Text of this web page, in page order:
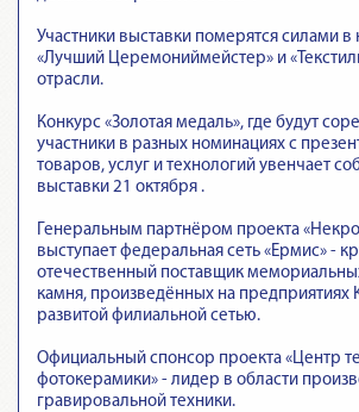
Участники выставки померятся силами в
«Лучший Церемониймейстер» и
отрасли.
Конкурс «Золотая медаль», где будут
участники в разных номинациях с
товаров, услуг и технологий увенчает
выставки 21 октября .
Генеральным партнёром проекта
выступает федеральная сеть «Ермис» -
отечественный поставщик
камня, произведённых на предприятиях
развитой филиальной сетью.
Официальный спонсор проекта «Центр
фотокерамики» - лидер в области
гравировальной техники.